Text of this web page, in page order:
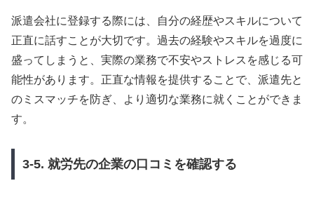
派遣会社に登録する際には、自分の経歴やスキルについて
正直に話すことが大切です。過去の経験やスキルを過度に
盛ってしまうと、実際の業務で不安やストレスを感じる可
能性があります。正直な情報を提供することで、派遣先と
のミスマッチを防ぎ、より適切な業務に就くことができま
す。
3-5. 就労先の企業の口コミを確認する